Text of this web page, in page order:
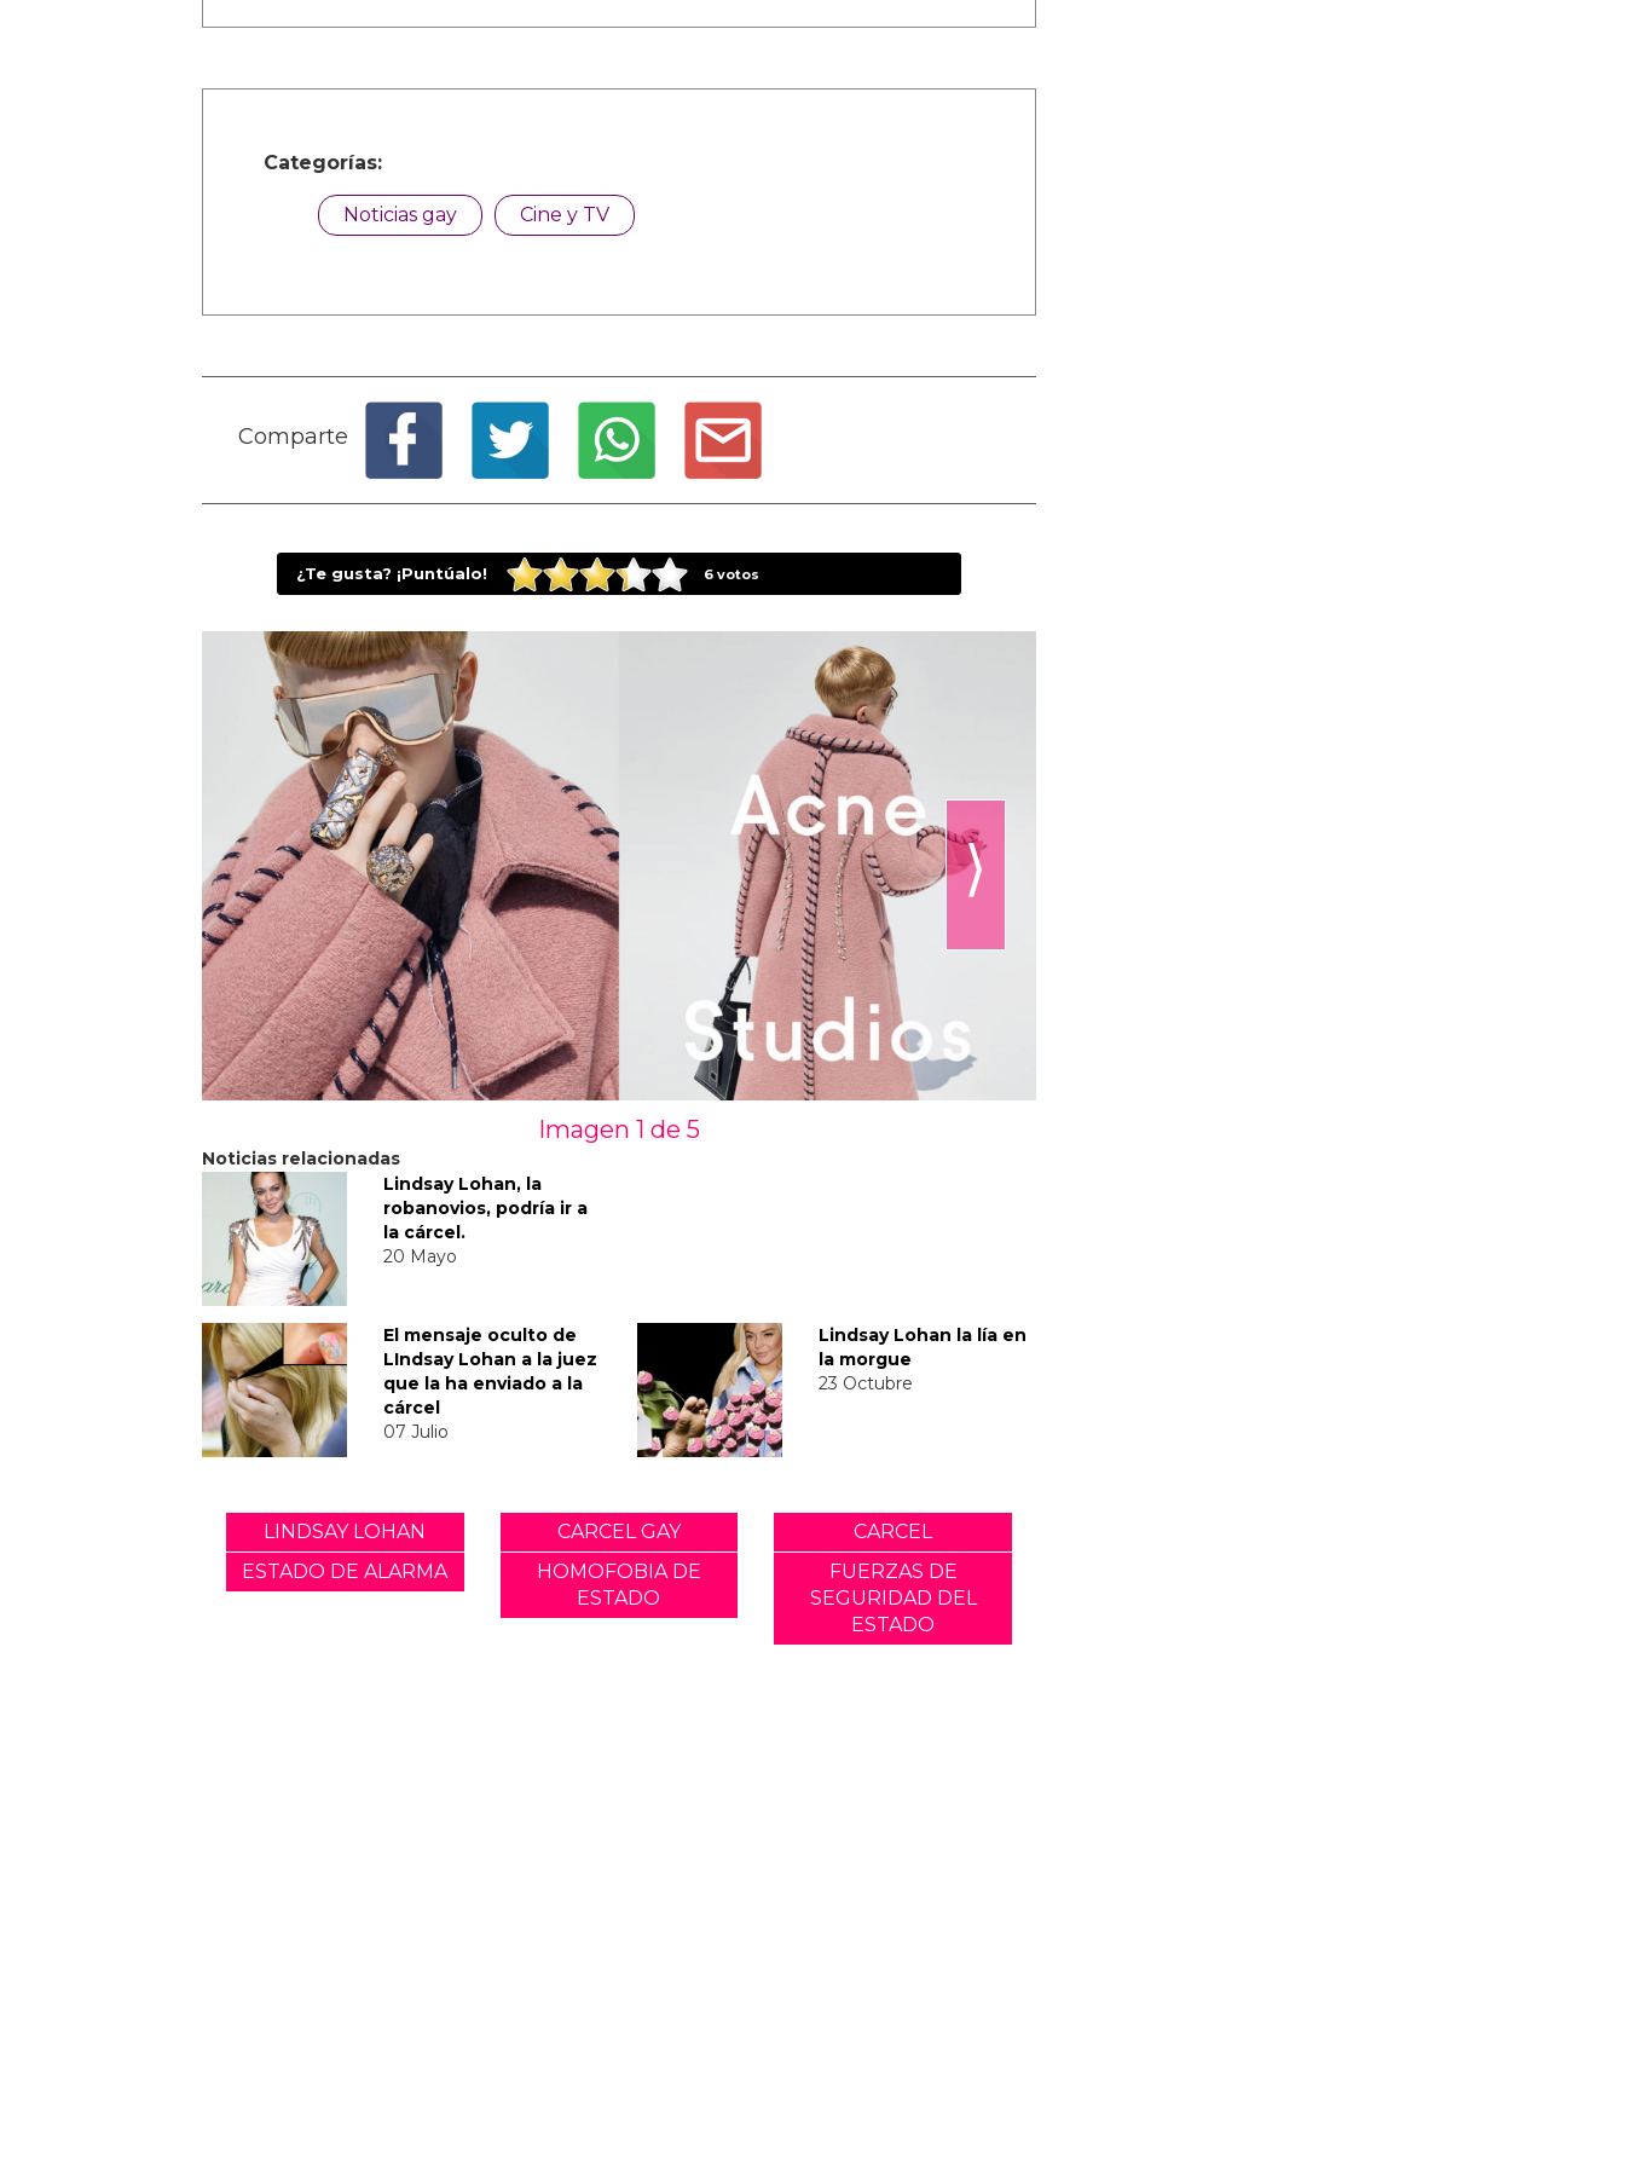
Categorías:
Noticias gay Cine y TV
Comparte
¿Te gusta? ¡Puntúalo! 6 votos
⟩
Imagen 1 de 5
Noticias relacionadas
Lindsay Lohan, la
robanovios, podría ir a
la cárcel.
20 Mayo
El mensaje oculto de
LIndsay Lohan a la juez
que la ha enviado a la
cárcel
07 Julio
Lindsay Lohan la lía en
la morgue
23 Octubre
LINDSAY LOHAN CARCEL GAY
CARCEL
ESTADO DE ALARMA
HOMOFOBIA DE
ESTADO
FUERZAS DE
SEGURIDAD DEL
ESTADO